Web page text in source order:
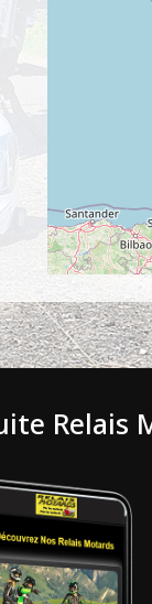
Relais